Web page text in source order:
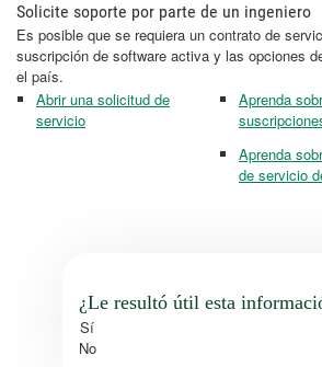
Solicite soporte por parte de un ingeniero
Es posible que se requiera un contrato de
suscripción de software activa y las opciones
el país.
Abrir una solicitud de
servicio
Aprenda
Aprenda
de servicio
¿Le resultó útil esta
Sí
No